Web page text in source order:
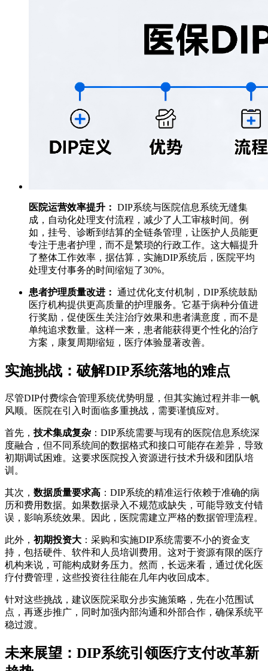
医院运营效率提升： DIP系统与医院信息系统无缝集
成，自动化处理支付流程，减少了人工审核时间。例
如，挂号、诊断到结算的全链条管理，让医护人员能更
专注于患者护理，而不是繁琐的行政工作。这大幅提升
了整体工作效率，据估算，实施DIP系统后，医院平均
处理支付事务的时间缩短了30%。
患者护理质量改进： 通过优化支付机制，DIP系统鼓励
医疗机构提供更高质量的护理服务。它基于病种分值进
行奖励，促使医生关注治疗效果和患者满意度，而不是
单纯追求数量。这样一来，患者能获得更个性化的治疗
方案，康复周期缩短，医疗体验显著改善。
实施挑战：破解DIP系统落地的难点
尽管DIP付费综合管理系统优势明显，但其实施过程并非一帆
风顺。医院在引入时面临多重挑战，需要谨慎应对。
首先， 技术集成复杂 ：DIP系统需要与现有的医院信息系统深
度融合，但不同系统间的数据格式和接口可能存在差异，导致
初期调试困难。这要求医院投入资源进行技术升级和团队培
训。
其次， 数据质量要求高 ：DIP系统的精准运行依赖于准确的病
历和费用数据。如果数据录入不规范或缺失，可能导致支付错
误，影响系统效果。因此，医院需建立严格的数据管理流程。
此外， 初期投资大 ：采购和实施DIP系统需要不小的资金支
持，包括硬件、软件和人员培训费用。这对于资源有限的医疗
机构来说，可能构成财务压力。然而，长远来看，通过优化医
疗付费管理，这些投资往往能在几年内收回成本。
针对这些挑战，建议医院采取分步实施策略，先在小范围试
点，再逐步推广，同时加强内部沟通和外部合作，确保系统平
稳过渡。
未来展望：DIP系统引领医疗支付改革新